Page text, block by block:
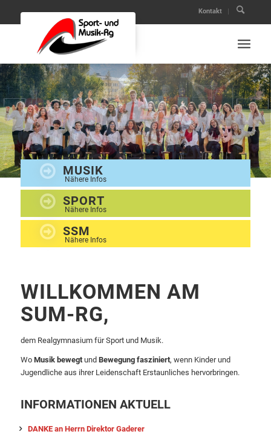
Kontakt
MUSIK
Nähere Infos
SPORT
Nähere Infos
SSM
Nähere Infos
WILLKOMMEN AM
SUM-RG,
dem Realgymnasium für Sport und Musik.
Wo Musik bewegtund Bewegung fasziniert, wenn Kinder und
Jugendliche aus ihrer Leidenschaft Erstaunliches hervorbringen.
INFORMATIONEN AKTUELL
DANKE an Herrn Direktor Gaderer